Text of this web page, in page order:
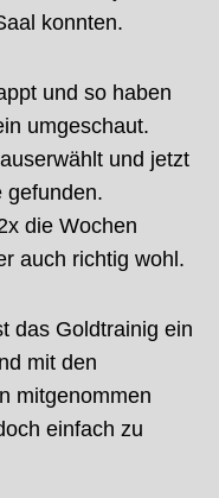
konnten.
und so haben
umgeschaut.
und jetzt
gefunden.
die Wochen
auch richtig wohl.
das Goldtrainig ein
mit den
mitgenommen
einfach zu